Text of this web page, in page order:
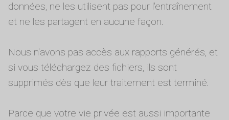
données, ne les utilisent pas pour l'entraînement
et ne les partagent en aucune façon.
Nous n'avons pas accès aux rapports générés, et
si vous téléchargez des fichiers, ils sont
supprimés dès que leur traitement est terminé.
Parce que votre vie privée est aussi importante